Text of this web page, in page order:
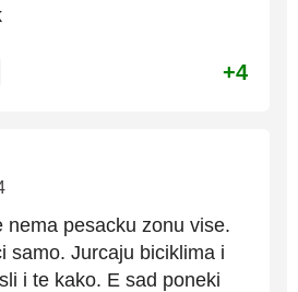
+4
nema pesacku zonu vise.
samo. Jurcaju biciklima i
i te kako. E sad poneki